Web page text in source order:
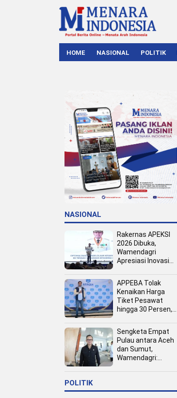
HOME NASIONAL POLITIK
NASIONAL
Rakernas APEKSI
2026 Dibuka,
Wamendagri
Apresiasi Inovasi
Tingkat Kota
APPEBA Tolak
Kenaikan Harga
Tiket Pesawat
hingga 30 Persen,
Jamaah Haji dan
Umrah
Sengketa Empat
Pulau antara Aceh
dan Sumut,
Wamendagri:
POLITIK